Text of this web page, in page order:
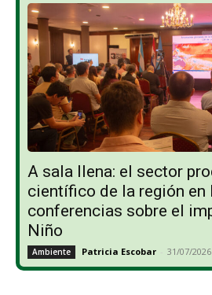
A sala llena: el sector
científico de la región en
conferencias sobre el
Niño
Ambiente Patricia Escobar - 31/07/2026